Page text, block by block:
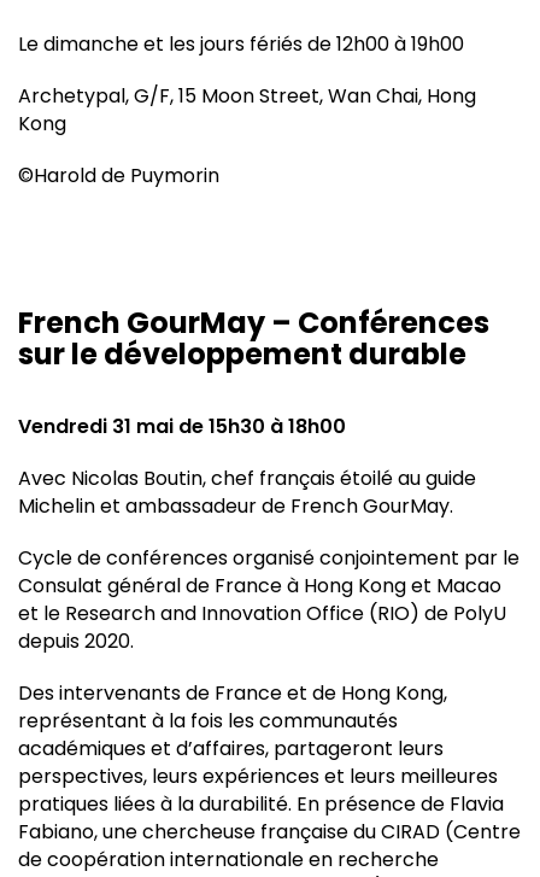
Le dimanche et les jours fériés de 12h00 à 19h00
Archetypal, G/F, 15 Moon Street, Wan Chai, Hong
Kong
©Harold de Puymorin
French GourMay – Conférences
sur le développement durable
Vendredi 31 mai de 15h30 à 18h00
Avec Nicolas Boutin, chef français étoilé au guide
Michelin et ambassadeur de French GourMay.
Cycle de conférences organisé conjointement par le
Consulat général de France à Hong Kong et Macao
et le Research and Innovation Office (RIO) de PolyU
depuis 2020.
Des intervenants de France et de Hong Kong,
représentant à la fois les communautés
académiques et d’affaires, partageront leurs
perspectives, leurs expériences et leurs meilleures
pratiques liées à la durabilité. En présence de Flavia
Fabiano, une chercheuse française du CIRAD (Centre
de coopération internationale en recherche